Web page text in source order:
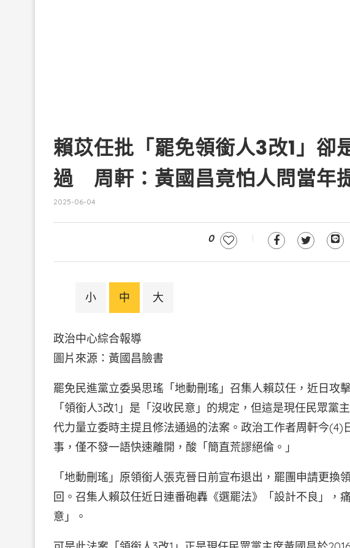
賴苡任批「罷免領銜人3改1」卻
過 周軒：黃國昌竟怕人問當年
2025-06-04
0
小 中 大
政治中心綜合報導
圖片來源：黃國昌臉書
罷免民進黨立委吳思瑤「地動刪瑤」召集人賴苡任，近日攻
「領銜人3改1」是「沒收民意」的規定，但這是現任民眾黨
代力量立委時主提且修法通過的法案。政治工作者周軒今(4)
事，僅不發一語快速離開，酸「簡直荒謬絕倫。」
「地動刪瑤」原領銜人張克晉日前宣布退出，罷團申請更換
回。召集人賴苡任近日連番砲轟《選罷法》「設計不良」，
意」。